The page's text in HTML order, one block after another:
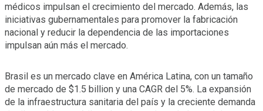
médicos impulsan el crecimiento del mercado. Además, las
iniciativas gubernamentales para promover la fabricación
nacional y reducir la dependencia de las importaciones
impulsan aún más el mercado.
Brasil es un mercado clave en América Latina, con un tamaño
de mercado de $1.5 billion y una CAGR del 5%. La expansión
de la infraestructura sanitaria del país y la creciente demanda